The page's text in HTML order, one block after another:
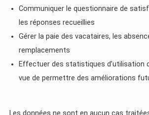
Communiquer le questionnaire de
les réponses recueillies
Gérer la paie des vacataires, les
remplacements
Effectuer des statistiques d’utilisation
vue de permettre des améliorations
Les données ne sont en aucun cas